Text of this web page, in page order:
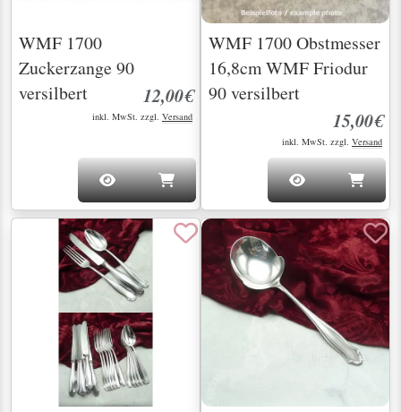
WMF 1700
Zuckerzange 90
versilbert
12,00€
inkl. MwSt. zzgl. Versand
WMF 1700 Obstmesser
16,8cm WMF Friodur
90 versilbert
15,00€
inkl. MwSt. zzgl. Versand